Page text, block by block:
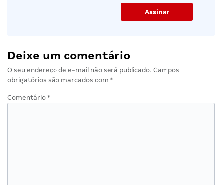
Deixe um comentário
O seu endereço de e-mail não será publicado. Campos
obrigatórios são marcados com *
Comentário *